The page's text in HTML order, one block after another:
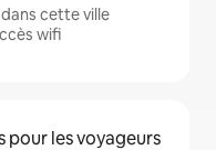
cette ville
wifi
pour les voyageurs